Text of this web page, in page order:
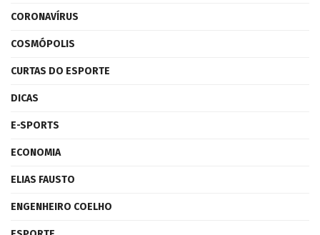
CORONAVÍRUS
COSMÓPOLIS
CURTAS DO ESPORTE
DICAS
E-SPORTS
ECONOMIA
ELIAS FAUSTO
ENGENHEIRO COELHO